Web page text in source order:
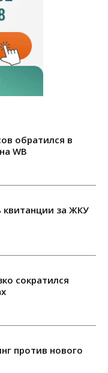
обратился в
WB
квитанции за ЖКУ
сократился
против нового